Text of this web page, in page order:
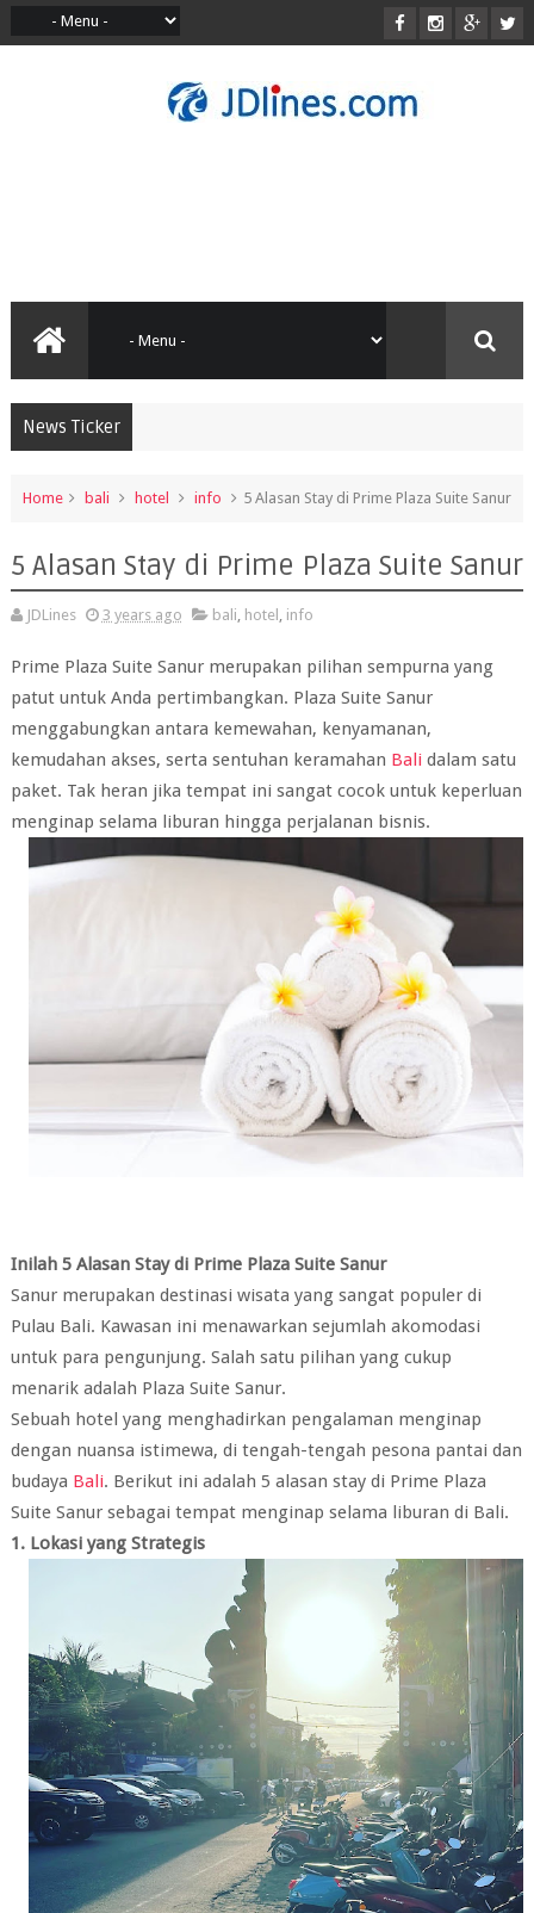
News Ticker
Home bali hotel info 5 Alasan Stay di Prime Plaza Suite Sanur
5 Alasan Stay di Prime Plaza Suite Sanur
JDLines 3 years ago bali, hotel , info
Prime Plaza Suite Sanur merupakan pilihan sempurna yang
patut untuk Anda pertimbangkan. Plaza Suite Sanur
menggabungkan antara kemewahan, kenyamanan,
kemudahan akses, serta sentuhan keramahan Balidalam satu
paket. Tak heran jika tempat ini sangat cocok untuk keperluan
menginap selama liburan hingga perjalanan bisnis.
Inilah 5 Alasan Stay di Prime Plaza Suite Sanur
Sanur merupakan destinasi wisata yang sangat populer di
Pulau Bali. Kawasan ini menawarkan sejumlah akomodasi
untuk para pengunjung. Salah satu pilihan yang cukup
menarik adalah Plaza Suite Sanur.
Sebuah hotel yang menghadirkan pengalaman menginap
dengan nuansa istimewa, di tengah-tengah pesona pantai dan
budaya Bali. Berikut ini adalah 5 alasan stay di Prime Plaza
Suite Sanur sebagai tempat menginap selama liburan di Bali.
1. Lokasi yang Strategis